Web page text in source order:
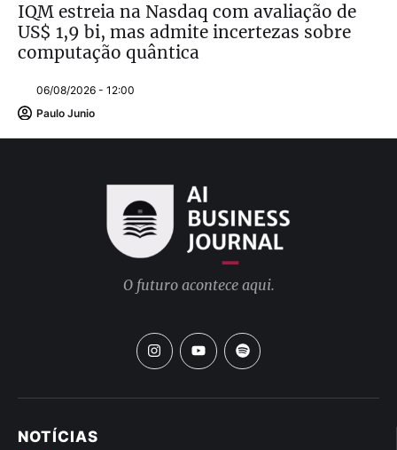
IQM estreia na Nasdaq com avaliação de
US$ 1,9 bi, mas admite incertezas sobre
computação quântica
06/08/2026 - 12:00
Paulo Junio
NOTÍCIAS
O futuro acontece aqui.